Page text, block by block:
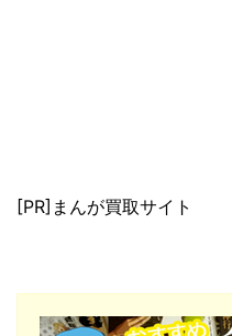
[PR]まんが買取サイト